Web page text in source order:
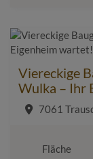
Viereckige
Wulka – Ihr
7061
Fläche